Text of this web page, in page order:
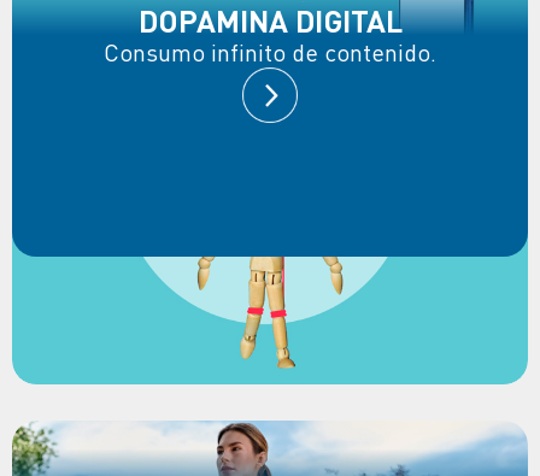
DOPAMINA DIGITAL
Consumo infinito de contenido.